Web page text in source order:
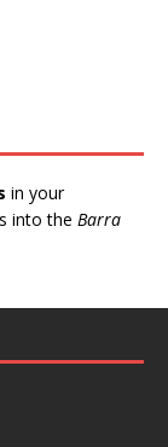
in your
into the Barra